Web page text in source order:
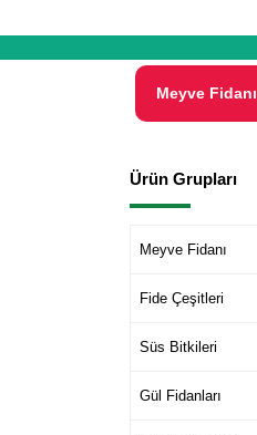
Meyve Fidanı
Ürün Grupları
Meyve Fidanı
Fide Çeşitleri
Süs Bitkileri
Gül Fidanları